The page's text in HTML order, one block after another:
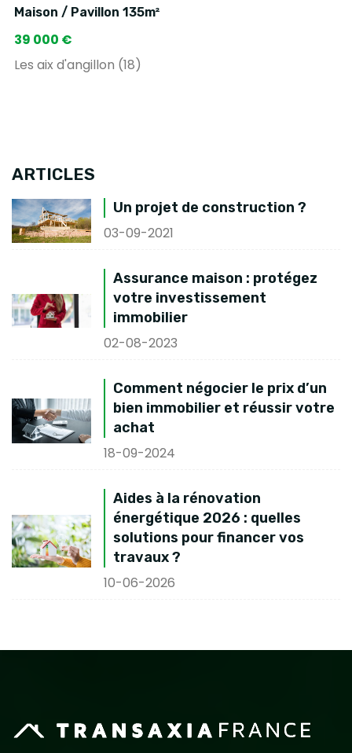
Maison / Pavillon 135m²
39 000 €
Les aix d'angillon (18)
ARTICLES
Un projet de construction ?
03-09-2021
Assurance maison : protégez
votre investissement
immobilier
02-08-2023
Comment négocier le prix d’un
bien immobilier et réussir votre
achat
18-09-2024
Aides à la rénovation
énergétique 2026 : quelles
solutions pour financer vos
travaux ?
10-06-2026